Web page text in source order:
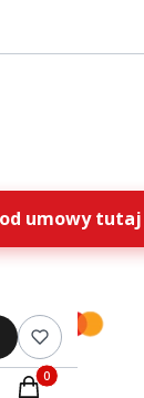
umowy tutaj
Produkty w